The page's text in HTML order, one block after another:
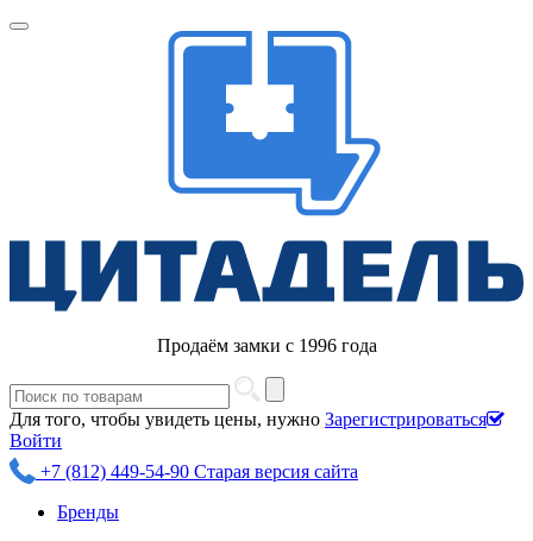
Продаём замки с 1996 года
Для того, чтобы увидеть цены, нужно Зарегистрироваться
Войти
+7 (812) 449-54-90 Старая версия сайта
Бренды